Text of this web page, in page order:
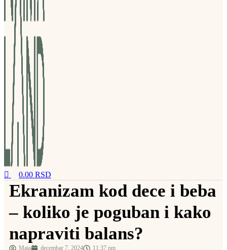
0.00 RSD
Ekranizam kod dece i beba
– koliko je poguban i kako
napraviti balans?
Maja decembar 7, 2024 11:37 pm